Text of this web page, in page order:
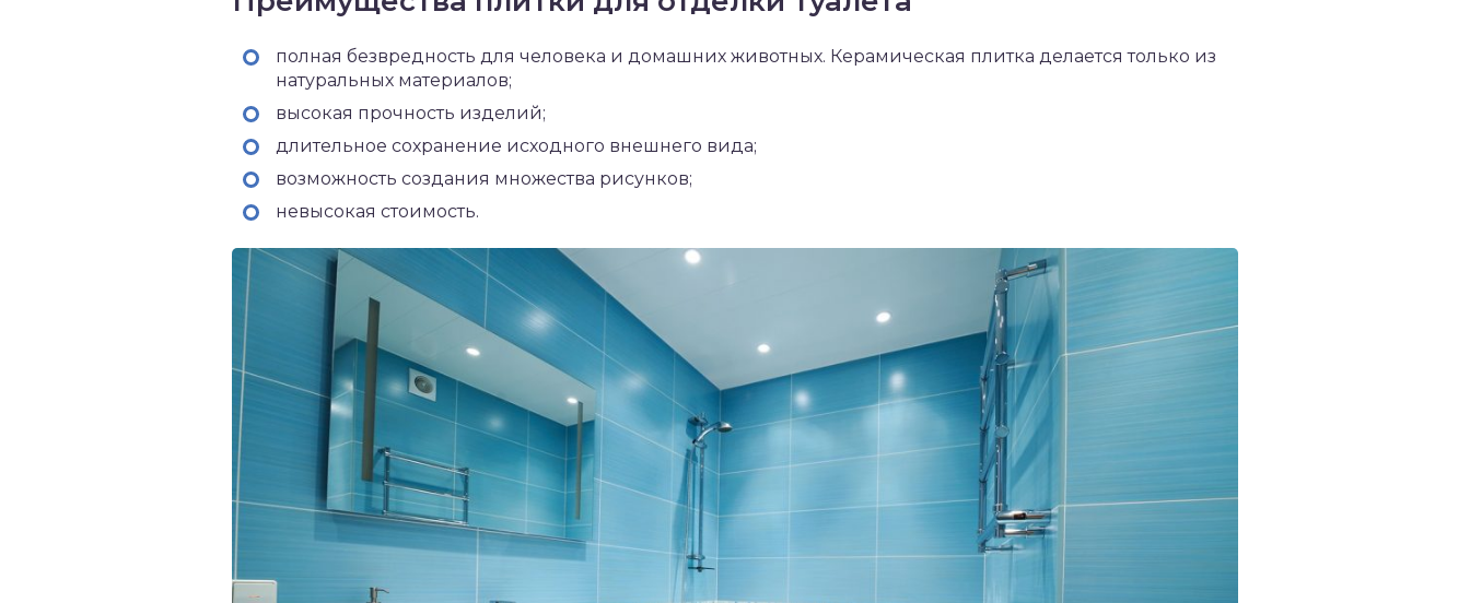
полная безвредность для человека и домашних животных. Керамическая плитка делается только из
натуральных материалов;
высокая прочность изделий;
длительное сохранение исходного внешнего вида;
возможность создания множества рисунков;
невысокая стоимость.